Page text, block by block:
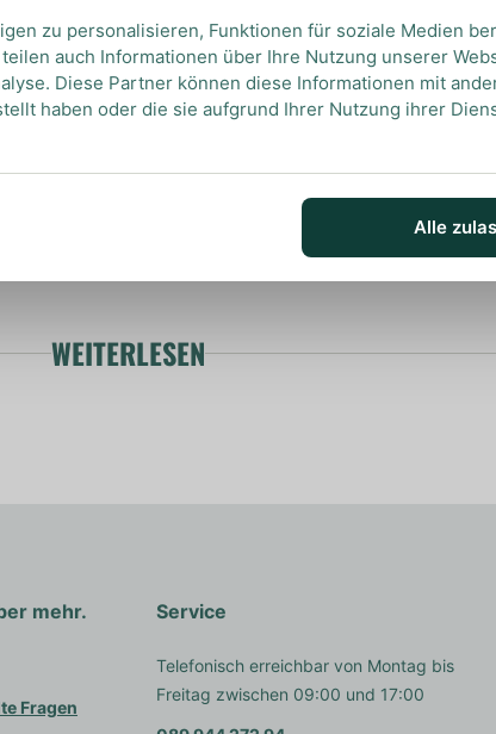
-3cl
-
und Zubereitung des Daiquiri findest du
WEITERLESEN
mehr.
Fragen
Service
Telefonisch erreichbar von Montag bis
Freitag zwischen 09:00 und 17:00
zu personalisieren, Funktionen für soziale Medien
auch Informationen über Ihre Nutzung unserer
Diese Partner können diese Informationen mit
haben oder die sie aufgrund Ihrer Nutzung ihrer
Alle